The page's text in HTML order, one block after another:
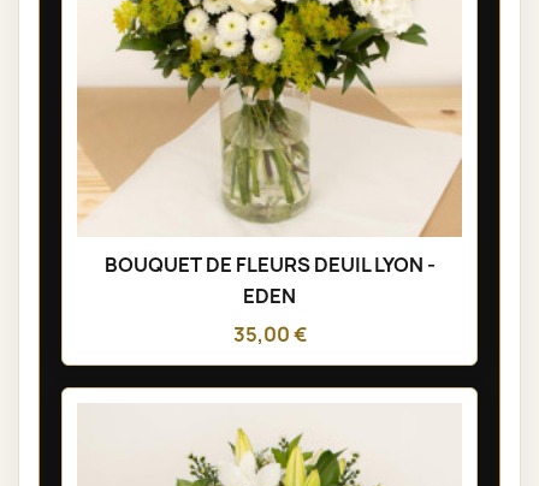
BOUQUET DE FLEURS DEUIL LYON -
EDEN
35,00 €